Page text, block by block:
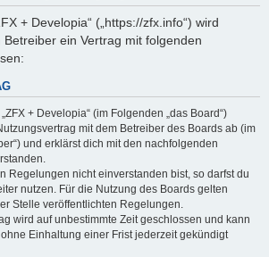
+ Developia“ („https://zfx.info“) wird
ein Vertrag mit folgenden
+ Developia“ (im Folgenden „das Board“)
mit dem Betreiber des Boards ab (im
und erklärst dich mit den nachfolgenden
Regelungen nicht einverstanden bist, so darfst du
nutzen. Für die Nutzung des Boards gelten
Stelle veröffentlichten Regelungen.
wird auf unbestimmte Zeit geschlossen und kann
Einhaltung einer Frist jederzeit gekündigt